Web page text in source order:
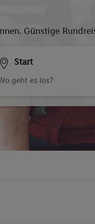
Günstige
Start